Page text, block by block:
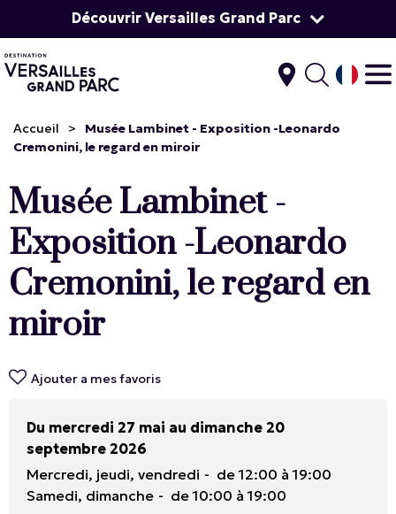
Découvrir Versailles Grand Parc
Accueil >
Musée Lambinet - Exposition -Leonardo
Cremonini, le regard en miroir
Musée Lambinet -
Exposition -Leonardo
Cremonini, le regard en
miroir
Ajouter a mes favoris
Du mercredi 27 mai au dimanche 20
septembre 2026
Mercredi, jeudi, vendredi
de 12:00 à 19:00
Samedi, dimanche
de 10:00 à 19:00